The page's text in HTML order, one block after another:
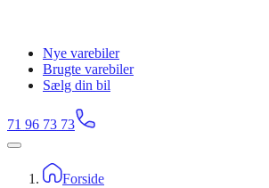
Nye varebiler
Brugte varebiler
Sælg din bil
71 96 73 73
Forside